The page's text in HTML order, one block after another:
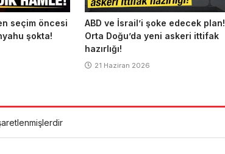
seçim öncesi
şokta!
ABD ve İsrail’i şoke edecek plan!
Orta Doğu’da yeni askeri ittifak
hazırlığı!
21 Haziran 2026